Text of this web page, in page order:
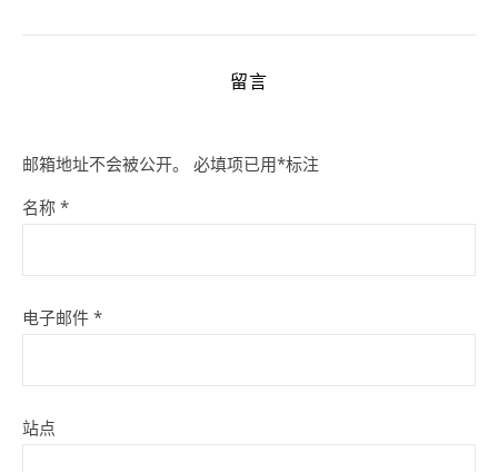
留言
邮箱地址不会被公开。 必填项已用*标注
名称 *
电子邮件 *
站点